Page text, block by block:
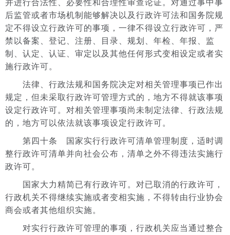
并进行合法性、必要性和合理性审查论证。对通过事中事
后监管或者市场机制能够解决以及行政许可法和国务院规
定不得设立行政许可的事项，一律不得设立行政许可，严
禁以备案、登记、注册、目录、规划、年检、年报、监
制、认定、认证、审定以及其他任何形式变相设定或者实
施行政许可。
法律、行政法规和国务院决定对相关管理事项已作出
规定，但未采取行政许可管理方式的，地方不得就该事项
设定行政许可。对相关管理事项尚未制定法律、行政法规
的，地方可以依法就该事项设定行政许可。
第四十条 国家实行行政许可清单管理制度，适时调
整行政许可清单并向社会公布，清单之外不得违法实施行
政许可。
国家大力精简已有行政许可。对已取消的行政许可，
行政机关不得继续实施或者变相实施，不得转由行业协会
商会或者其他组织实施。
对实行行政许可管理的事项，行政机关应当通过整合